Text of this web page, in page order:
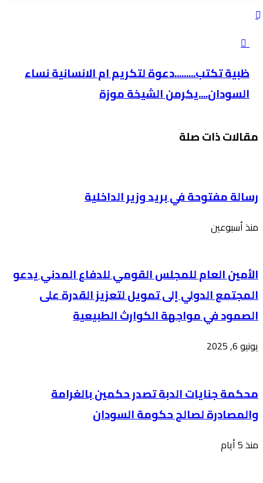
ظبية
لتكريم
ام
نساء
ظبية تكتب.........دعوة لتكريم ام الانسانية نساء
السودان....يكرمن الشيخة موزة
مقالات ذات صلة
رسالة مفتوحة في بريد وزير الداخلية
منذ أسبوعين
الأمين العام للمجلس القومي للدفاع المدني يدعو
المجتمع الدولي إلى تمويل لتعزيز القدرة على
الصمود في مواجهة الكوارث الطبيعية
يونيو 6, 2025
محكمة جنايات الدبة تصدر حكمين بالغرامة
والمصادرة لصالح حكومة السودان
منذ 5 أيام